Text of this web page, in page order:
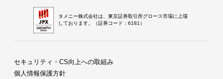
タメニー株式会社は、東京証券取引所グロース市場に上場
しております。（証券コード：6181）
セキュリティ・CS向上への取組み
個人情報保護方針